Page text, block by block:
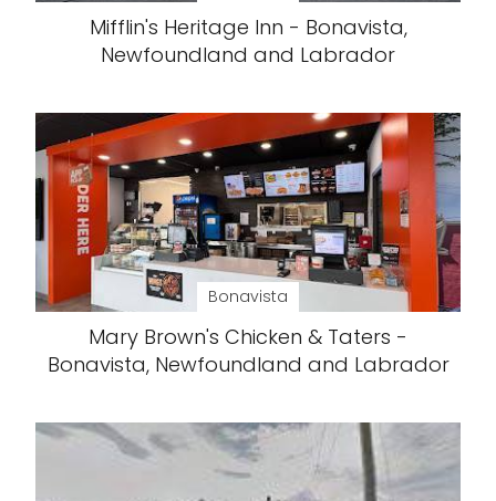
Mifflin's Heritage Inn - Bonavista,
Newfoundland and Labrador
Bonavista
Mary Brown's Chicken & Taters -
Bonavista, Newfoundland and Labrador